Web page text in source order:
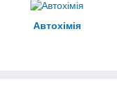
Автохімія